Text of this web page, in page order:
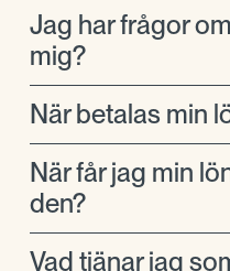
Jag har frågor
mig?
När betalas min
När får jag min
den?
Vad tjänar jag